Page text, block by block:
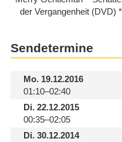
der Vergangenheit (DVD)
Sendetermine
Mo.19.12.2016
01:10–02:40
Di.22.12.2015
00:35–02:05
Di.30.12.2014